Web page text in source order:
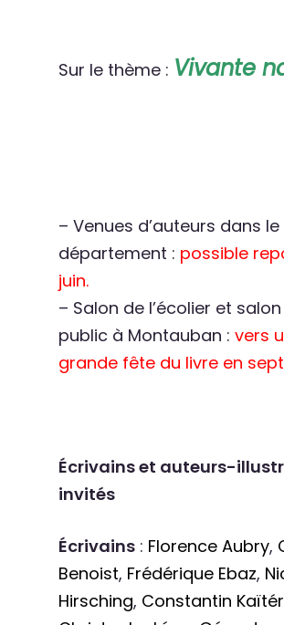
Sur le thème : Vivante
– Venues d’auteurs dans le
département : possible
juin.
– Salon de l’écolier et
public à Montauban : vers
grande fête du livre en
Écrivains et auteurs-
invités
Écrivains : Florence Aubry,
Benoist, Frédérique Ebaz,
Hirsching, Constantin